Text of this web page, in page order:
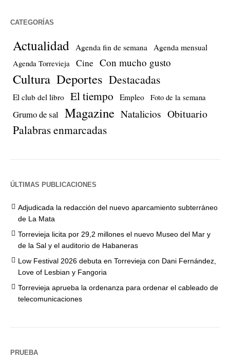
CATEGORÍAS
Actualidad Agenda fin de semana Agenda mensual
Agenda Torrevieja Cine Con mucho gusto
Cultura Deportes Destacadas
El club del libro El tiempo Empleo Foto de la semana
Grumo de sal Magazine Natalicios Obituario
Palabras enmarcadas
ÚLTIMAS PUBLICACIONES
Adjudicada la redacción del nuevo aparcamiento subterráneo
de La Mata
Torrevieja licita por 29,2 millones el nuevo Museo del Mar y
de la Sal y el auditorio de Habaneras
Low Festival 2026 debuta en Torrevieja con Dani Fernández,
Love of Lesbian y Fangoria
Torrevieja aprueba la ordenanza para ordenar el cableado de
telecomunicaciones
PRUEBA